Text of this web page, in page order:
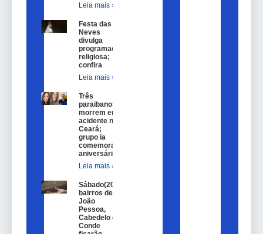
Leia mais »
Festa das
Neves
divulga
programação
religiosa;
confira
Leia mais »
Três
paraibanos
morrem em
acidente no
Ceará;
grupo ia
comemorar
aniversário
Leia mais »
Sábado(20)
bairros de
João
Pessoa,
Cabedelo e
Conde